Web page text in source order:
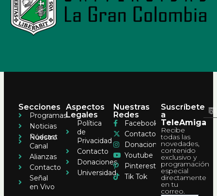
Secciones
Programas
Noticias
Pódcast
Nuestro
Canal
Alianzas
Contacto
Señal
en Vivo
Aspectos
Legales
Política
de
Privacidad
Contacto
Donaciones
Universidad
Nuestras
Redes
Facebook
Contacto
Donaciones
Youtube
Pinterest
Tik Tok
Suscríbete
a
TeleAmiga
Recibe
todas las
novedades,
contenido
exclusivo y
programación
especial
directamente
en tu
correo.